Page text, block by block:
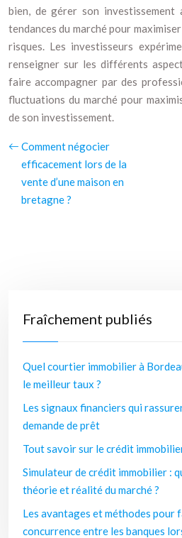
bien, de gérer son
tendances du marché pour
risques. Les investisseurs
renseigner sur les différents
faire accompagner par des
fluctuations du marché pour
de son investissement.
Comment négocier
efficacement lors de la
vente d’une maison en
bretagne ?
Fraîchement publiés
Quel courtier immobilier à
le meilleur taux ?
Les signaux financiers qui
demande de prêt
Tout savoir sur le crédit
Simulateur de crédit immobilier :
théorie et réalité du marché ?
Les avantages et méthodes pour
concurrence entre les banques